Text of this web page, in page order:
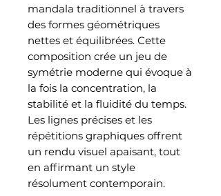
mandala traditionnel à travers
des formes géométriques
nettes et équilibrées. Cette
composition crée un jeu de
symétrie moderne qui évoque à
la fois la concentration, la
stabilité et la fluidité du temps.
Les lignes précises et les
répétitions graphiques offrent
un rendu visuel apaisant, tout
en affirmant un style
résolument contemporain.